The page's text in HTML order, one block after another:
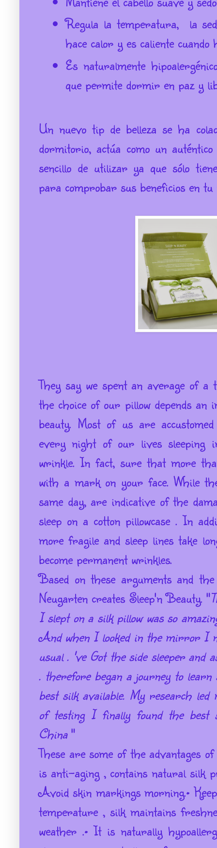
Regula la temperatura, la
hace calor y es caliente cuando
Es naturalmente
que permite dormir en paz y
Un nuevo tip de belleza se ha
dormitorio, actúa como un
sencillo de utilizar ya que sólo
para comprobar sus beneficios en
They say we spent an average of
the choice of our pillow depends
beauty. Most of us are
every night of our lives sleeping
wrinkle. In fact, sure that more
with a mark on your face.While
same day, are indicative of the
sleep on a cotton pillowcase . In
more fragile and sleep lines take
become permanent wrinkles.
Based on these arguments and
Neugarten creates Sleep'n Beauty."
I slept on a silk pillow was so
And when I looked in the mirror I
usual . 've Got theside sleeper and
. therefore began a journey to
best silk available. My research
of testing I finally found the
China"
These are some of the advantages
is anti-aging , contains natural silk
Avoid skin markings morning.•
temperature , silk maintains
weather .• It is naturally